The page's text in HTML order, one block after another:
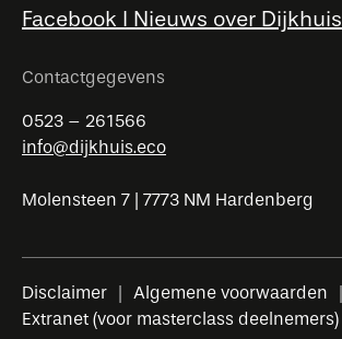
Facebook l Nieuws over Dijkhuis
Contactgegevens
0523 – 261566
info@dijkhuis.eco
Molensteen 7 | 7773 NM Hardenberg
Disclaimer Algemene voorwaarden
Extranet (voor masterclass deelnemers)